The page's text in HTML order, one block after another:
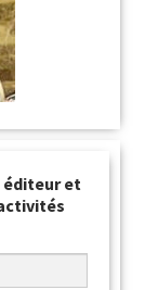
éditeur et